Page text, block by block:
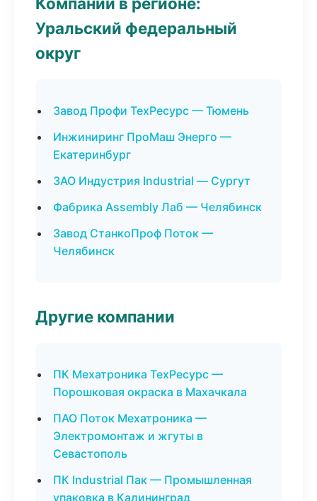
Уральский федеральный
округ
Завод Профи ТехРесурс — Тюмень
Инжиниринг ПроМаш Энерго —
Екатеринбург
ЗАО Индустрия Industrial — Сургут
Фабрика Assembly Лаб — Челябинск
Завод СтанкоПроф Поток —
Челябинск
Другие компании
ПК Мехатроника ТехРесурс —
Порошковая окраска в Махачкала
ПАО Поток Мехатроника —
Электромонтаж и жгуты в
Севастополь
ПК Industrial Пак — Промышленная
упаковка в Калининград